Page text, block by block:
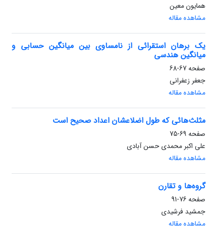
همایون معین
مشاهده مقاله
یک برهان استقرائی از نامساوی بین میانگین حسابی و
میانگین هندسی
صفحه67-68
جعفر زعفرانی
مشاهده مقاله
مثلث‌هائی که طول اضلاعشان اعداد صحیح است
صفحه 69-75
علی اکبر محمدی حسن آبادی
مشاهده مقاله
گروه‌ها و تقارن
صفحه 76-91
جمشید فرشیدی
مشاهده مقاله